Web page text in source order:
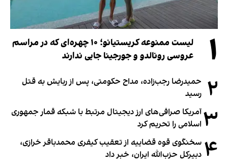
۱
لیست ممنوعه کریستیانو؛ ۱۰ چهره‌ای که در مراسم
عروسی رونالدو و جورجینا جایی ندارند
۲ حمیدرضا رجب‌زاده، مداح حکومتی، پس از ربایش به قتل
رسید
۳آمریکا صرافی‌های ارز دیجیتال مرتبط با شبکه قمار جمهوری
اسلامی را تحریم کرد
۴ سخنگوی قوه قضاییه از تعقیب کیفری محمدباقر خرازی،
دبیر‌کل حزب‌الله ایران، خبر داد